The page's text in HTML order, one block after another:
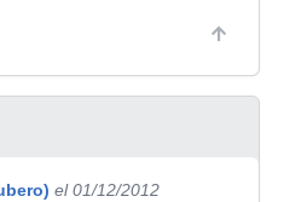
el 01/12/2012